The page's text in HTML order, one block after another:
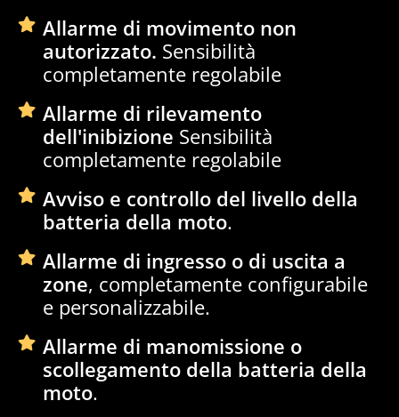
Allarme di movimento non
autorizzato. Sensibilità
completamente regolabile
Allarme di rilevamento
dell'inibizione Sensibilità
completamente regolabile
Avviso e controllo del livello della
batteria della moto.
Allarme di ingresso o di uscita a
zone, completamente configurabile
e personalizzabile.
Allarme di manomissione o
scollegamento della batteria della
moto.